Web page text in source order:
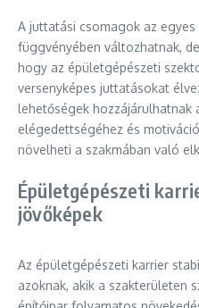
A juttatási csomagok az
függvényében változhatnak,
hogy az épületgépészeti
versenyképes juttatásokat
lehetőségek hozzájárulhatnak
elégedettségéhez és
növelheti a szakmában való
Épületgépészeti
jövőképek
Az épületgépészeti karrier
azoknak, akik a szakterületen